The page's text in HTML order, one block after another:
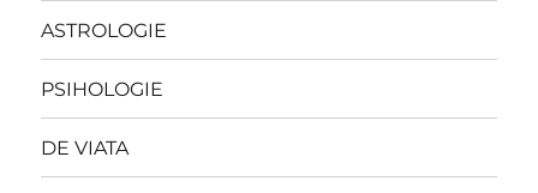
ASTROLOGIE
PSIHOLOGIE
DE VIATA